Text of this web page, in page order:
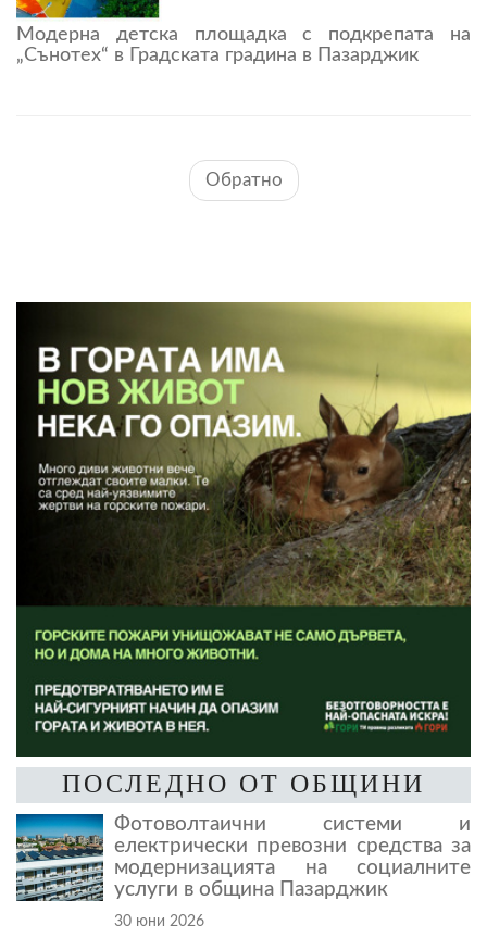
Модерна детска площадка с подкрепата на
„Сънотех“ в Градската градина в Пазарджик
Обратно
ПОСЛЕДНО ОТ ОБЩИНИ
Фотоволтаични системи и
електрически превозни средства за
модернизацията на социалните
услуги в община Пазарджик
30 юни 2026